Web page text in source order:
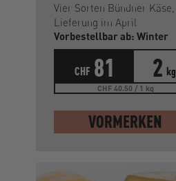
Vier Sorten Bündner Käse,
Lieferung im April
Vorbestellbar ab: Winter
CHF 81 2 kg
CHF 40.50 / 1 kg
VORMERKEN